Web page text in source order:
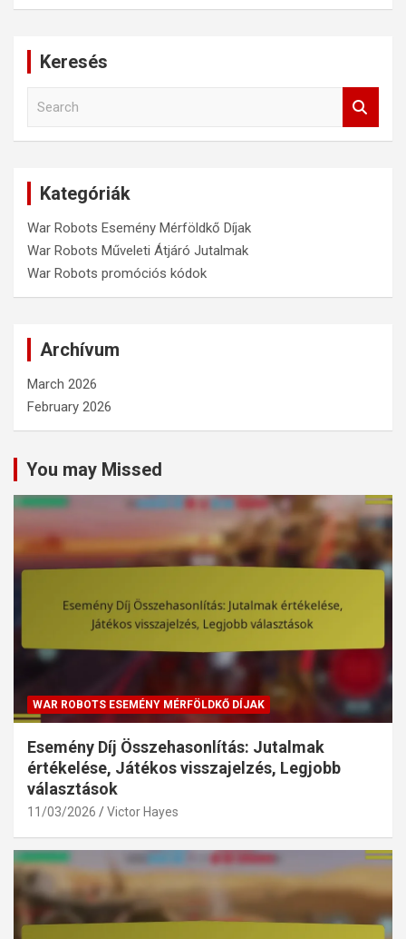
Keresés
Kategóriák
War Robots Esemény Mérföldkő Díjak
War Robots Műveleti Átjáró Jutalmak
War Robots promóciós kódok
Archívum
March 2026
February 2026
You may Missed
WAR ROBOTS ESEMÉNY MÉRFÖLDKŐ DÍJAK
Esemény Díj Összehasonlítás: Jutalmak
értékelése, Játékos visszajelzés, Legjobb
választások
11/03/2026 Victor Hayes